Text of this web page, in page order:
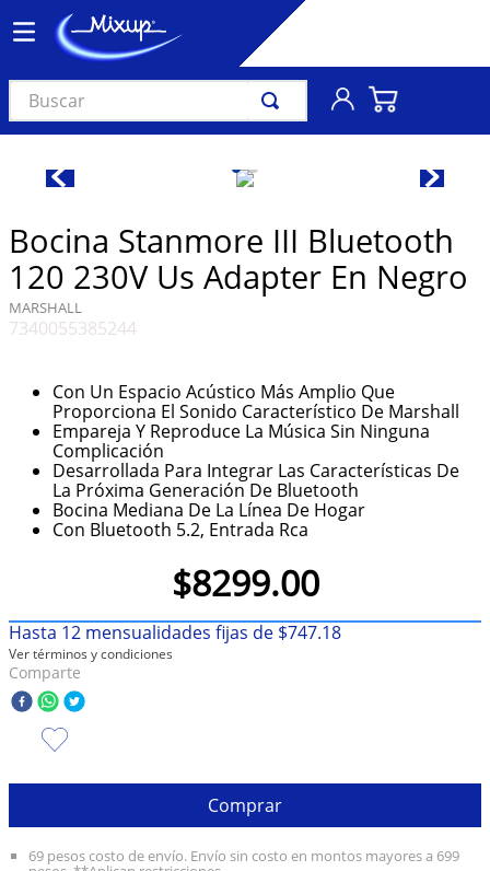
Buscar
Bocina Stanmore III Bluetooth
120 230V Us Adapter En Negro
MARSHALL
7340055385244
Con Un Espacio Acústico Más Amplio Que
Proporciona El Sonido Característico De Marshall
Empareja Y Reproduce La Música Sin Ninguna
Complicación
Desarrollada Para Integrar Las Características De
La Próxima Generación De Bluetooth
Bocina Mediana De La Línea De Hogar
Con Bluetooth 5.2, Entrada Rca
$8299.00
Hasta 12 mensualidades fijas de $747.18
Ver términos y condiciones
Comparte
Comprar
69 pesos costo de envío. Envío sin costo en montos mayores a 699
3.
audífonos
4.
madonna
5.
ariana grande
7.
bts
8.
manga
9.
bocinas
10. taylor swift